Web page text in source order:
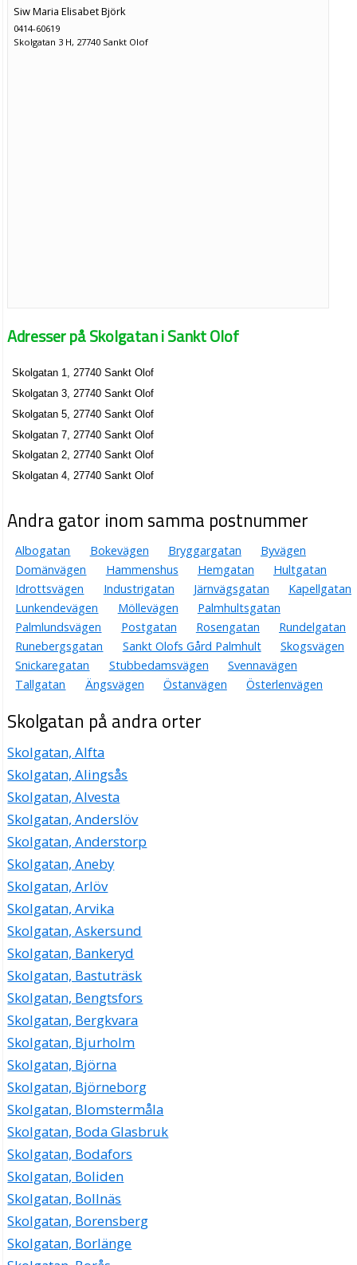
Siw Maria Elisabet Björk
0414-60619
Skolgatan 3 H, 27740 Sankt Olof
Adresser på Skolgatan i Sankt Olof
Skolgatan 1, 27740 Sankt Olof
Skolgatan 3, 27740 Sankt Olof
Skolgatan 5, 27740 Sankt Olof
Skolgatan 7, 27740 Sankt Olof
Skolgatan 2, 27740 Sankt Olof
Skolgatan 4, 27740 Sankt Olof
Andra gator inom samma postnummer
Albogatan Bokevägen Bryggargatan
Byvägen
Domänvägen
Hammenshus Hemgatan
Hultgatan
Idrottsvägen
Industrigatan Järnvägsgatan
Kapellgatan
Lunkendevägen
Möllevägen
Palmhultsgatan
Palmlundsvägen
Postgatan Rosengatan
Rundelgatan
Runebergsgatan
Sankt Olofs Gård Palmhult
Skogsvägen
Snickaregatan
Stubbedamsvägen
Svennavägen
Tallgatan
Ängsvägen Östanvägen Österlenvägen
Skolgatan på andra orter
Skolgatan, Alfta
Skolgatan, Alingsås
Skolgatan, Alvesta
Skolgatan, Anderslöv
Skolgatan, Anderstorp
Skolgatan, Aneby
Skolgatan, Arlöv
Skolgatan, Arvika
Skolgatan, Askersund
Skolgatan, Bankeryd
Skolgatan, Bastuträsk
Skolgatan, Bengtsfors
Skolgatan, Bergkvara
Skolgatan, Bjurholm
Skolgatan, Björna
Skolgatan, Björneborg
Skolgatan, Blomstermåla
Skolgatan, Boda Glasbruk
Skolgatan, Bodafors
Skolgatan, Boliden
Skolgatan, Bollnäs
Skolgatan, Borensberg
Skolgatan, Borlänge